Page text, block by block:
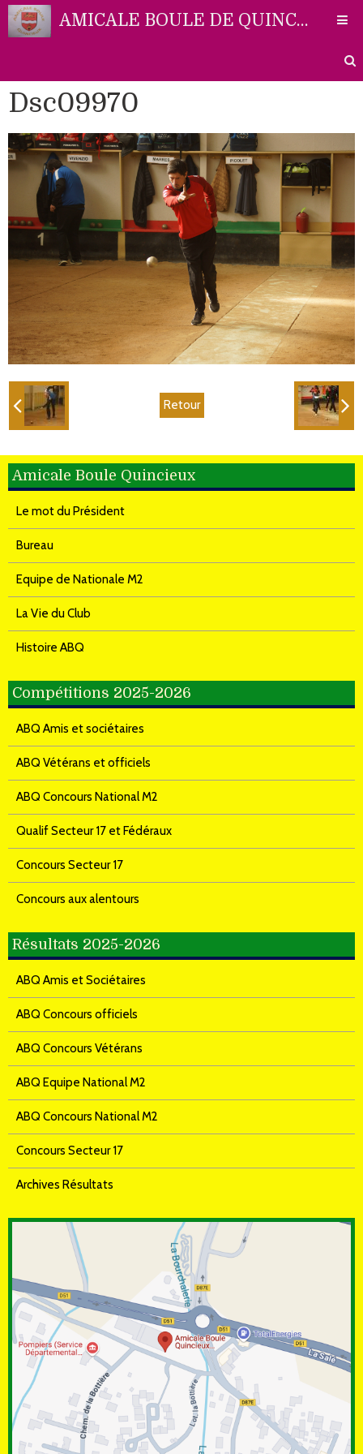
AMICALE BOULE DE QUINCIEUX
Accueil
Liens
Partenaires
Contact
Photos
Dsc09970
Retour
Amicale Boule Quincieux
Le mot du Président
Bureau
Equipe de Nationale M2
La Vie du Club
Histoire ABQ
Compétitions 2025-2026
ABQ Amis et sociétaires
ABQ Vétérans et officiels
ABQ Concours National M2
Qualif Secteur 17 et Fédéraux
Concours Secteur 17
Concours aux alentours
Résultats 2025-2026
ABQ Amis et Sociétaires
ABQ Concours officiels
ABQ Concours Vétérans
ABQ Equipe National M2
ABQ Concours National M2
Concours Secteur 17
Archives Résultats